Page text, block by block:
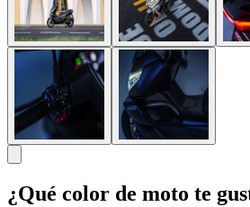
¿Qué color de moto te